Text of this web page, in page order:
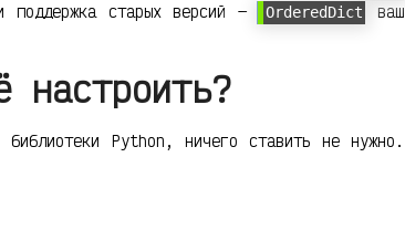
поддержка старых версий — OrderedDict
ваш
настроить?
библиотеки Python, ничего ставить не нужно.